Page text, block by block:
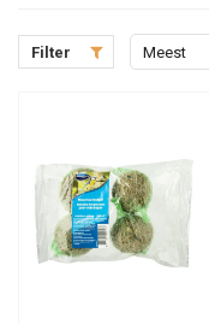
Filter
Meest